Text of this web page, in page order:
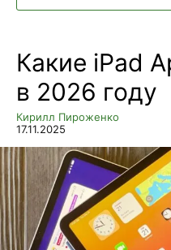
Какие iPad
в 2026 году
Кирилл Пироженко
17.11.2025